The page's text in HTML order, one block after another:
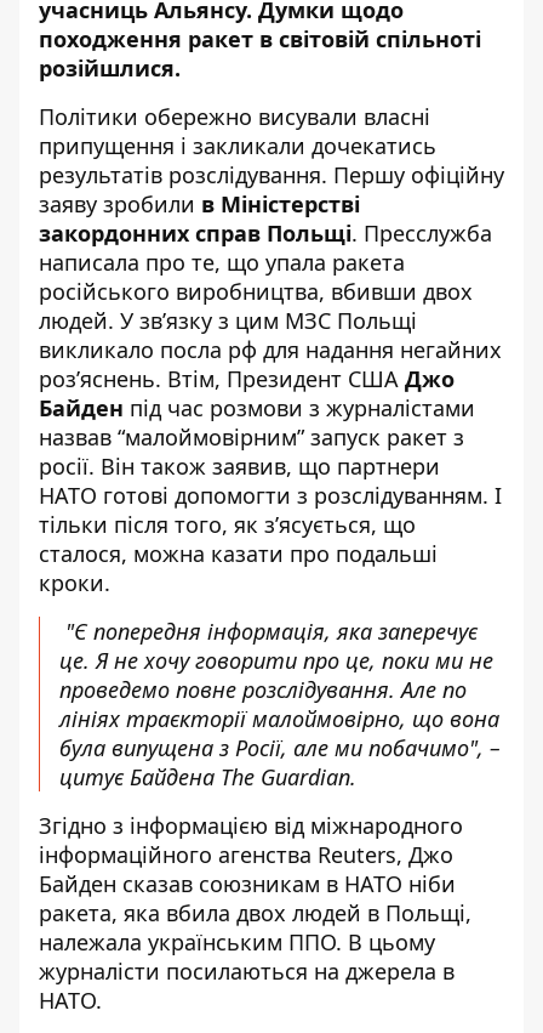
учасниць Альянсу. Думки щодо
походження ракет в світовій спільноті
розійшлися.
Політики обережно висували власні
припущення і закликали дочекатись
результатів розслідування. Першу офіційну
заяву зробили в Міністерстві
закордонних справ Польщі. Пресслужба
написала про те, що упала ракета
російського виробництва, вбивши двох
людей. У зв’язку з цим МЗС Польщі
викликало посла рф для надання негайних
роз’яснень. Втім, Президент США Джо
Байден під час розмови з журналістами
назвав “малоймовірним”запуск ракет з
росії. Він також заявив, що партнери
НАТО готові допомогти з розслідуванням. І
тільки після того, як з’ясується, що
сталося, можна казати про подальші
кроки.
"Є попередня інформація, яка заперечує
це. Я не хочу говорити про це, поки ми не
проведемо повне розслідування. Але по
лініях траєкторії малоймовірно, що вона
була випущена з Росії, але ми побачимо", –
цитує Байдена The Guardian.
Згідно з інформацією від міжнародного
інформаційного агенства Reuters, Джо
Байден сказав союзникам в НАТО ніби
ракета, яка вбила двох людей в Польщі,
належала українським ППО. В цьому
журналісти посилаються на джерела в
НАТО.